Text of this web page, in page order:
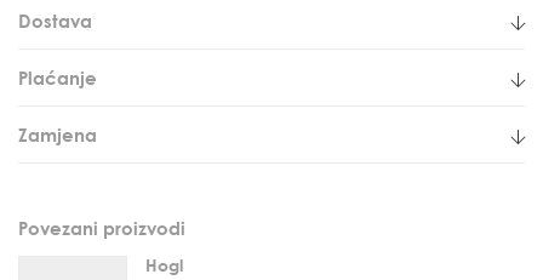
Dostava
Plaćanje
Zamjena
Povezani proizvodi
Hogl